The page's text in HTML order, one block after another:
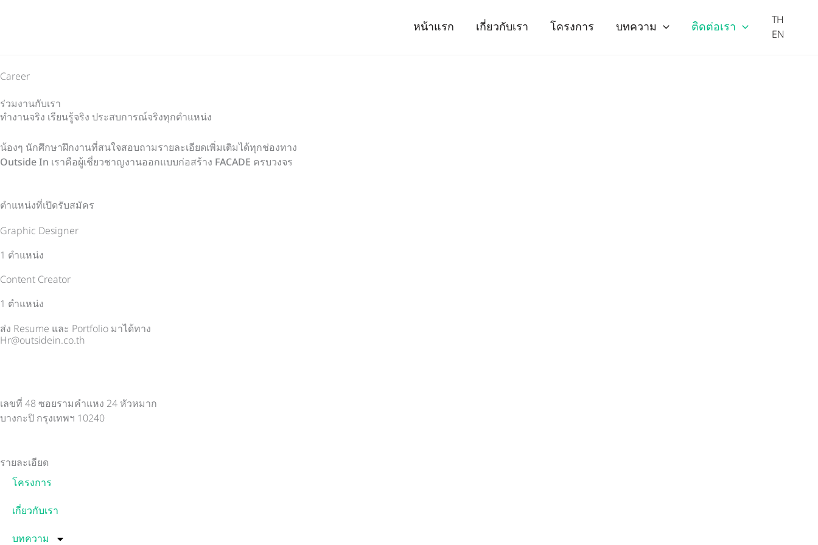
หน้าแรก เกี่ยวกับเรา โครงการ บทความ ติดต่อเรา
TH
EN
Career
ร่วมงานกับเรา
ทำงานจริง เรียนรู้จริง ประสบการณ์จริงทุกตำแหน่ง
น้องๆ นักศึกษาฝึกงานที่สนใจสอบถามรายละเอียดเพิ่มเติมได้ทุกช่องทาง
Outside In เราคือผู้เชี่ยวชาญงานออกแบบก่อสร้าง FACADE ครบวงจร
ตำแหน่งที่เปิดรับสมัคร
Graphic Designer
1 ตำแหน่ง
Content Creator
1 ตำแหน่ง
ส่ง Resume และ Portfolio มาได้ทาง
Hr@outsidein.co.th
เลขที่ 48 ซอยรามคำแหง 24 หัวหมาก
บางกะปิ กรุงเทพฯ 10240
รายละเอียด
โครงการ
เกี่ยวกับเรา
บทความ